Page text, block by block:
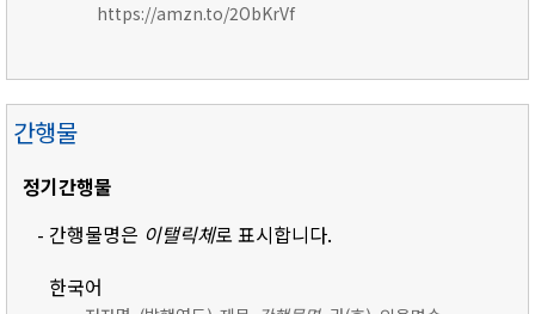
https://amzn.to/2ObKrVf
간행물
정기간행물
- 간행물명은 이탤릭체로 표시합니다.
한국어